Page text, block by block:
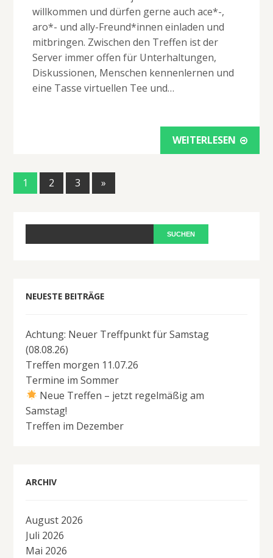
willkommen und dürfen gerne auch ace*-,
aro*- und ally-Freund*innen einladen und
mitbringen. Zwischen den Treffen ist der
Server immer offen für Unterhaltungen,
Diskussionen, Menschen kennenlernen und
eine Tasse virtuellen Tee und…
WEITERLESEN
1 2 3 »
NEUESTE BEITRÄGE
Achtung: Neuer Treffpunkt für Samstag
(08.08.26)
Treffen morgen 11.07.26
Termine im Sommer
Neue Treffen – jetzt regelmäßig am
Samstag!
Treffen im Dezember
ARCHIV
August 2026
Juli 2026
Mai 2026